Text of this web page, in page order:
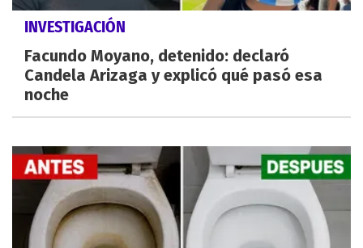
INVESTIGACIÓN
Facundo Moyano, detenido: declaró
Candela Arizaga y explicó qué pasó esa
noche